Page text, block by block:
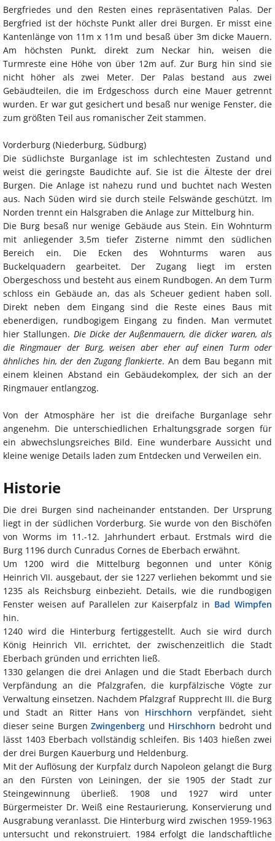
Bergfriedes und den Resten eines repräsentativen Palas. Der
Bergfried ist der höchste Punkt aller drei Burgen. Er misst eine
Kantenlänge von 11m x 11m und besaß über 3m dicke Mauern.
Am höchsten Punkt, direkt zum Neckar hin, weisen die
Turmreste eine Höhe von über 12m auf. Zur Burg hin sind sie
nicht höher als zwei Meter. Der Palas bestand aus zwei
Gebäudteilen, die im Erdgeschoss durch eine Mauer getrennt
wurden. Er war gut gesichert und besaß nur wenige Fenster, die
zum größten Teil aus romanischer Zeit stammen.
Vorderburg (Niederburg, Südburg)
Die südlichste Burganlage ist im schlechtesten Zustand und
weist die geringste Baudichte auf. Sie ist die Älteste der drei
Burgen. Die Anlage ist nahezu rund und buchtet nach Westen
aus. Nach Süden wird sie durch steile Felswände geschützt. Im
Norden trennt ein Halsgraben die Anlage zur Mittelburg hin.
Die Burg besaß nur wenige Gebäude aus Stein. Ein Wohnturm
mit anliegender 3,5m tiefer Zisterne nimmt den südlichen
Bereich ein. Die Ecken des Wohnturms waren aus
Buckelquadern gearbeitet. Der Zugang liegt im ersten
Obergeschoss und besteht aus einem Rundbogen. An dem Turm
schloss ein Gebäude an, das als Scheuer gedient haben soll.
Direkt neben dem Eingang sind die Reste eines Baus mit
ebenerdigen, rundbogigem Eingang zu finden. Man vermutet
hier Stallungen. Die Dicke der Außenmauern, die dicker waren, als
die Ringmauer der Burg, weisen aber eher auf einen Turm oder
ähnliches hin, der den Zugang flankierte. An dem Bau begann mit
einem kleinen Abstand ein Gebäudekomplex, der sich an der
Ringmauer entlangzog.
Von der Atmosphäre her ist die dreifache Burganlage sehr
angenehm. Die unterschiedlichen Erhaltungsgrade sorgen für
ein abwechslungsreiches Bild. Eine wunderbare Aussicht und
kleine wenige Details laden zum Entdecken und Verweilen ein.
Historie
Die drei Burgen sind nacheinander entstanden. Der Ursprung
liegt in der südlichen Vorderburg. Sie wurde von den Bischöfen
von Worms im 11.-12. Jahrhundert erbaut. Erstmals wird die
Burg 1196 durch Cunradus Cornes de Eberbach erwähnt.
Um 1200 wird die Mittelburg begonnen und unter König
Heinrich VII. ausgebaut, der sie 1227 verliehen bekommt und sie
1235 als Reichsburg einbezieht. Details, wie die rundbogigen
Fenster weisen auf Parallelen zur Kaiserpfalz in Bad Wimpfen
hin.
1240 wird die Hinterburg fertiggestellt. Auch sie wird durch
König Heinrich VII. errichtet, der zwischenzeitlich die Stadt
Eberbach gründen und errichten ließ.
1330 gelangen die drei Anlagen und die Stadt Eberbach durch
Verpfändung an die Pfalzgrafen, die kurpfälzische Vögte zur
Verwaltung einsetzen. Nachdem Pfalzgraf Rupprecht III. die Burg
und Stadt an Ritter Hans von Hirschhorn verpfändet, sieht
dieser seine BurgenZwingenberg und Hirschhorn bedroht und
lässt 1403 Eberbach vollständig schleifen. Bis 1403 hießen zwei
der drei Burgen Kauerburg und Heldenburg.
Mit der Auflösung der Kurpfalz durch Napoleon gelangt die Burg
an den Fürsten von Leiningen, der sie 1905 der Stadt zur
Steingewinnung überließ. 1908 und 1927 wird unter
Bürgermeister Dr. Weiß eine Restaurierung, Konservierung und
Ausgrabung veranlasst. Die Hinterburg wird zwischen 1959-1963
untersucht und rekonstruiert. 1984 erfolgt die landschaftliche